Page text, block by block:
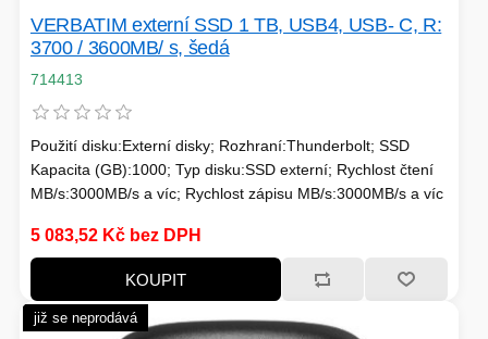
STOJANY
ALARMY A SETY
PRAČKY
VERBATIM externí SSD 1 TB, USB4, USB- C, R:
3700 / 3600MB/ s, šedá
714413
Použití disku:Externí disky; Rozhraní:Thunderbolt; SSD
Kapacita (GB):1000; Typ disku:SSD externí; Rychlost čtení
MB/s:3000MB/s a víc; Rychlost zápisu MB/s:3000MB/s a víc
5 083,52 Kč bez DPH
KOUPIT
již se neprodává